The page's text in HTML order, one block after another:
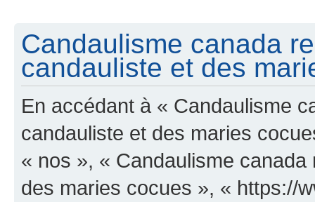
Candaulisme canada
candauliste et des
En accédant à « Candaulisme
candauliste et des maries
« nos », « Candaulisme
des maries cocues », « https://